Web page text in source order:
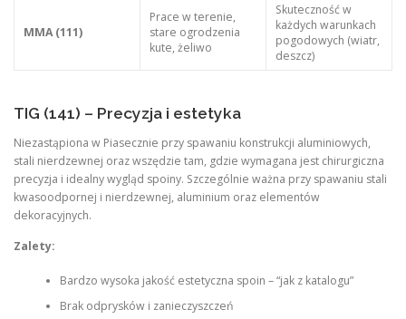
MMA (111)
Prace w terenie,
stare ogrodzenia
kute, żeliwo
Skuteczność w
każdych warunkach
pogodowych (wiatr,
deszcz)
TIG (141) – Precyzja i estetyka
Niezastąpiona w Piasecznie przy spawaniu konstrukcji aluminiowych,
stali nierdzewnej oraz wszędzie tam, gdzie wymagana jest chirurgiczna
precyzja i idealny wygląd spoiny. Szczególnie ważna przy spawaniu stali
kwasoodpornej i nierdzewnej, aluminium oraz elementów
dekoracyjnych.
Zalety:
Bardzo wysoka jakość estetyczna spoin – “jak z katalogu”
Brak odprysków i zanieczyszczeń